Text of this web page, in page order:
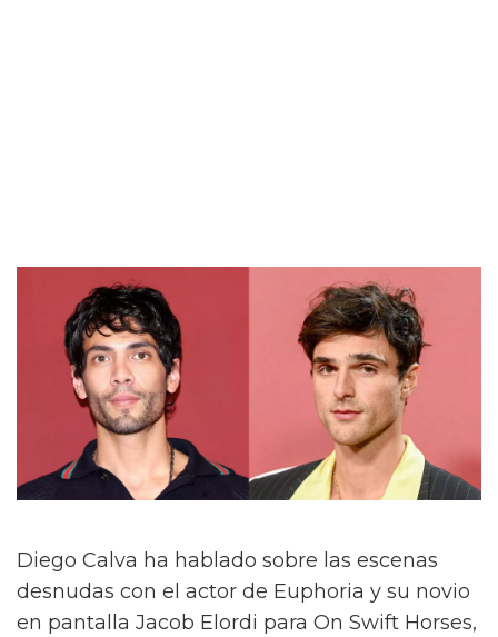
Diego Calva ha hablado sobre las escenas
desnudas con el actor de Euphoria y su novio
en pantalla Jacob Elordi para On Swift Horses,